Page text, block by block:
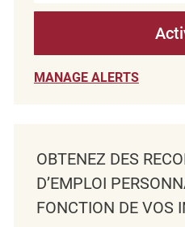
MANAGE ALERTS
OBTENEZ DES
D’EMPLOI
FONCTION DE VOS